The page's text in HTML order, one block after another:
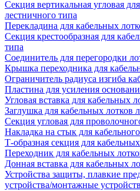
Секция вертикальная угловая
лестничного типа
Перекладина для кабельных
Секция крестообразная для
типа
Соединитель для перегородки
Крышка переходника для
Ограничитель радиуса изгиба
Пластина для усиления
Угловая вставка для кабельных
Заглушка для кабельных лотков
Секция угловая для
Накладка на стык для
Т-образная секция для
Переходник для кабельных
Донная вставка для кабельных
Устройства защиты, плавкие
устройства/монтажные